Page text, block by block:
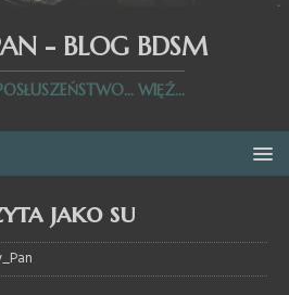
- BLOG BDSM
WIĘŹ...
jako su